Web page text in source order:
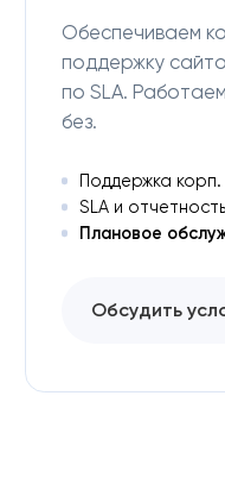
Обеспечиваем
поддержку
по SLA.
без.
Поддержка
SLA и отчетность
Плановое
Обсудить